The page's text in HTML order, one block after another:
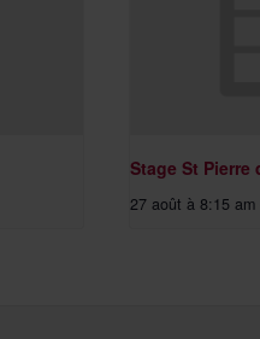
Stage St Pierre
27 août à 8:15 am